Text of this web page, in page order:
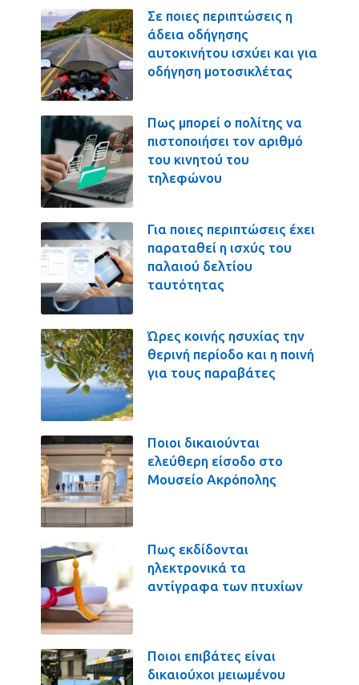
Σε ποιες περιπτώσεις η
άδεια οδήγησης
αυτοκινήτου ισχύει και για
οδήγηση μοτοσικλέτας
Πως μπορεί ο πολίτης να
πιστοποιήσει τον αριθμό
του κινητού του
τηλεφώνου
Για ποιες περιπτώσεις έχει
παραταθεί η ισχύς του
παλαιού δελτίου
ταυτότητας
Ώρες κοινής ησυχίας την
θερινή περίοδο και η ποινή
για τους παραβάτες
Ποιοι δικαιούνται
ελεύθερη είσοδο στο
Μουσείο Ακρόπολης
Πως εκδίδονται
ηλεκτρονικά τα
αντίγραφα των πτυχίων
Ποιοι επιβάτες είναι
δικαιούχοι μειωμένου